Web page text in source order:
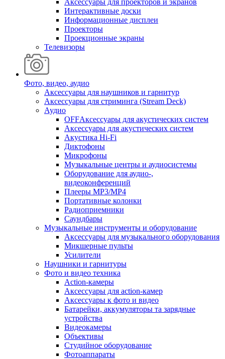
Аксессуары для проекторов и экранов
Интерактивные доски
Информационные дисплеи
Проекторы
Проекционные экраны
Телевизоры
Фото, видео, аудио
Аксессуары для наушников и гарнитур
Аксессуары для стриминга (Stream Deck)
Аудио
OFFАксессуары для акустических систем
Аксессуары для акустических систем
Акустика Hi-Fi
Диктофоны
Микрофоны
Музыкальные центры и аудиосистемы
Оборудование для аудио-,
видеоконференций
Плееры MP3/MP4
Портативные колонки
Радиоприемники
Саундбары
Музыкальные инструменты и оборудование
Аксессуары для музыкального оборудования
Микшерные пульты
Усилители
Наушники и гарнитуры
Фото и видео техника
Action-камеры
Аксессуары для action-камер
Аксессуары к фото и видео
Батарейки, аккумуляторы та зарядные
устройства
Видеокамеры
Объективы
Студийное оборудование
Фотоаппараты